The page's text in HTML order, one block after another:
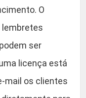
O
lembretes
ser
licença está
mail os clientes